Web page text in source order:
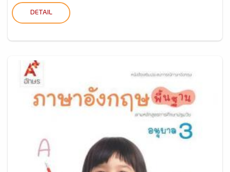
DETAIL